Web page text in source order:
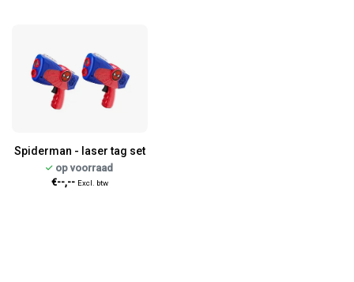
Spiderman - laser tag set
op voorraad
€--,-- Excl. btw